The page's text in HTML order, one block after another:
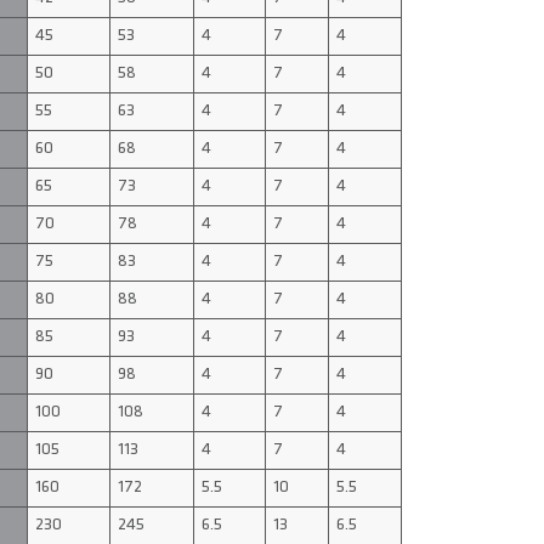
45 53 4 7 4
50 58 4 7 4
55 63 4 7 4
60 68 4 7 4
65 73 4 7 4
70 78 4 7 4
75 83 4 7 4
80 88 4 7 4
85 93 4 7 4
90 98 4 7 4
100 108 4 7 4
105 113 4 7 4
160 172 5.5 10 5.5
230 245 6.5 13 6.5